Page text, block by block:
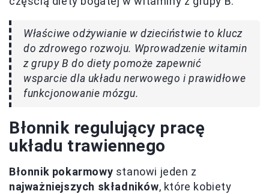
Właściwe odżywianie w dzieciństwie to klucz
do zdrowego rozwoju. Wprowadzenie witamin
z grupy B do diety pomoże zapewnić
wsparcie dla układu nerwowego i prawidłowe
funkcjonowanie mózgu.
Błonnik regulujący pracę
układu trawiennego
Błonnik pokarmowy stanowi jeden z
najważniejszych składników, które kobiety